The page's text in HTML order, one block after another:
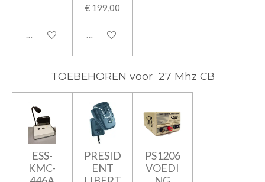
In winkelwagen
€ 199,00
In winkelwagen
TOEBEHOREN voor 27 Mhz CB
ESS-
KMC-
PRESID
ENT
PS1206
VOEDI